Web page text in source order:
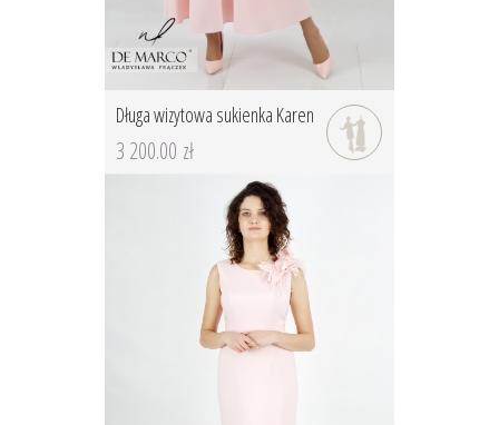
Długa wizytowa sukienka Karen
3 200.00 zł